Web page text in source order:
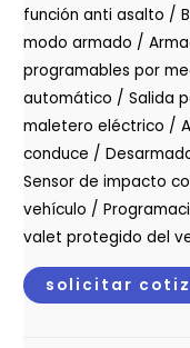
función anti asalto /
modo armado /
programables por
automático / Salida
maletero eléctrico /
conduce /
Sensor de impacto
vehículo /
valet protegido del
solicitar